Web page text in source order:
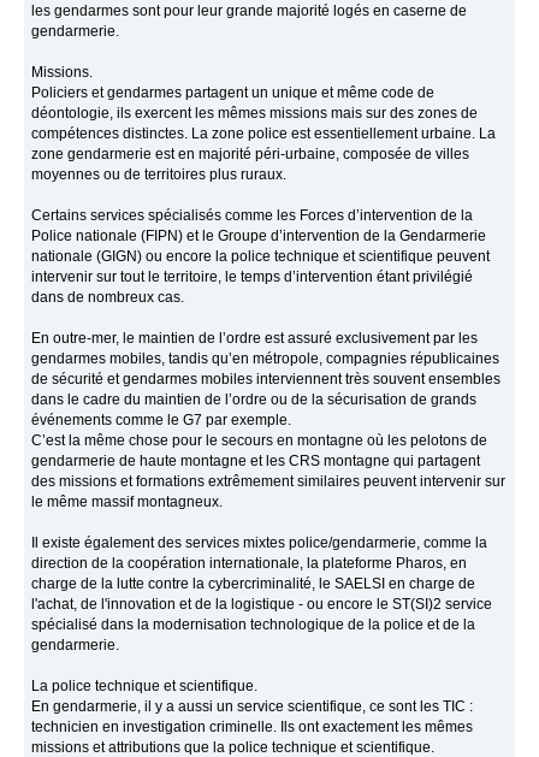
les gendarmes sont pour leur grande majorité logés en caserne de
gendarmerie.
Missions.
Policiers et gendarmes partagent un unique et même code de
déontologie, ils exercent les mêmes missions mais sur des zones de
compétences distinctes. La zone police est essentiellement urbaine. La
zone gendarmerie est en majorité péri-urbaine, composée de villes
moyennes ou de territoires plus ruraux.
Certains services spécialisés comme les Forces d’intervention de la
Police nationale (FIPN) et le Groupe d’intervention de la Gendarmerie
nationale (GIGN) ou encore la police technique et scientifique peuvent
intervenir sur tout le territoire, le temps d’intervention étant privilégié
dans de nombreux cas.
En outre-mer, le maintien de l’ordre est assuré exclusivement par les
gendarmes mobiles, tandis qu’en métropole, compagnies républicaines
de sécurité et gendarmes mobiles interviennent très souvent ensembles
dans le cadre du maintien de l’ordre ou de la sécurisation de grands
événements comme le G7 par exemple.
C’est la même chose pour le secours en montagne où les pelotons de
gendarmerie de haute montagne et les CRS montagne qui partagent
des missions et formations extrêmement similaires peuvent intervenir sur
le même massif montagneux.
Il existe également des services mixtes police/gendarmerie, comme la
direction de la coopération internationale, la plateforme Pharos, en
charge de la lutte contre la cybercriminalité, le SAELSI en charge de
l'achat, de l'innovation et de la logistique - ou encore le ST(SI)2 service
spécialisé dans la modernisation technologique de la police et de la
gendarmerie.
La police technique et scientifique.
En gendarmerie, il y a aussi un service scientifique, ce sont les TIC :
technicien en investigation criminelle. Ils ont exactement les mêmes
missions et attributions que la police technique et scientifique.